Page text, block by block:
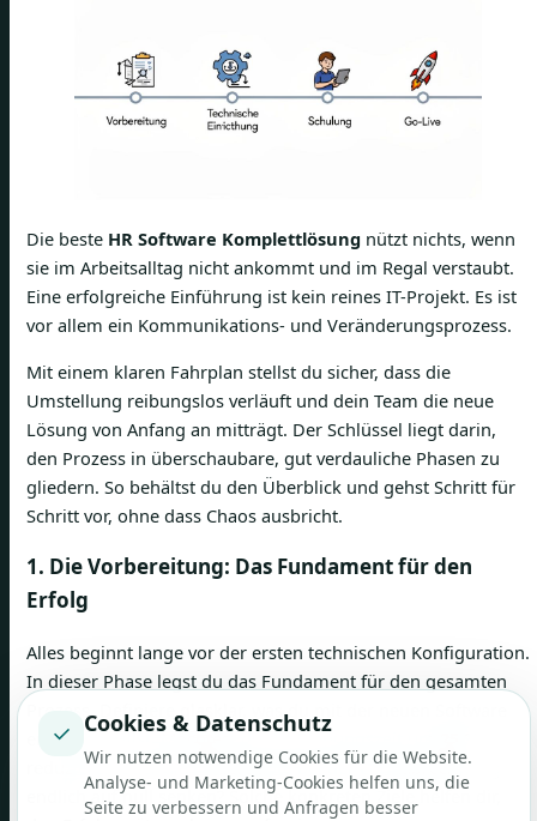
Die beste HR Software Komplettlösung nützt nichts, wenn
sie im Arbeitsalltag nicht ankommt und im Regal verstaubt.
Eine erfolgreiche Einführung ist kein reines IT-Projekt. Es ist
vor allem ein Kommunikations- und Veränderungsprozess.
Mit einem klaren Fahrplan stellst du sicher, dass die
Umstellung reibungslos verläuft und dein Team die neue
Lösung von Anfang an mitträgt. Der Schlüssel liegt darin,
den Prozess in überschaubare, gut verdauliche Phasen zu
gliedern. So behältst du den Überblick und gehst Schritt für
Schritt vor, ohne dass Chaos ausbricht.
1. Die Vorbereitung: Das Fundament für den
Erfolg
Alles beginnt lange vor der ersten technischen Konfiguration.
In dieser Phase legst du das Fundament für den gesamten
Prozess. Definiere glasklar, was du mit der neuen Software
erreichen willst. Möchtest du die Planungszeit um
reduzieren oder die Fehlerquote bei der Lohnabrechnung
endlich auf null senken? Solche konkreten Ziele helfen dir,
✓ Cookies & Datenschutz
Wir nutzen notwendige Cookies für die Website.
Analyse- und Marketing-Cookies helfen uns, die
Seite zu verbessern und Anfragen besser